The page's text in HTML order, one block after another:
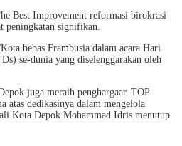
Best Improvement reformasi birokrasi
peningkatan signifikan.
bebas Frambusia dalam acara Hari
se-dunia yang diselenggarakan oleh
juga meraih penghargaan TOP
atas dedikasinya dalam mengelola
Kota Depok Mohammad Idris menutup